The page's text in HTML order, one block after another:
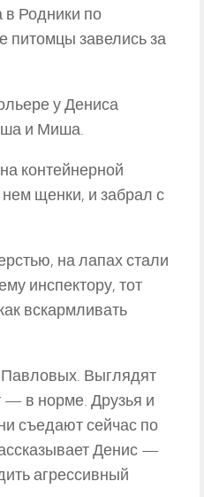
в Родники по
питомцы завелись за
у Дениса
и Миша.
контейнерной
щенки, и забрал с
на лапах стали
инспектору, тот
вскармливать
Выглядят
— в норме. Друзья и
съедают сейчас по
Денис —
агрессивный